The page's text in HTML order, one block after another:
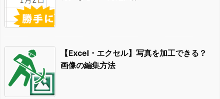
【Excel・エクセル】写真を加工できる？
画像の編集方法